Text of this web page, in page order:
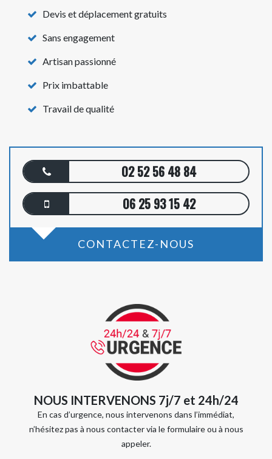
Devis et déplacement gratuits
Sans engagement
Artisan passionné
Prix imbattable
Travail de qualité
02 52 56 48 84
06 25 93 15 42
CONTACTEZ-NOUS
NOUS INTERVENONS 7j/7 et 24h/24
En cas d’urgence, nous intervenons dans l’immédiat,
n’hésitez pas à nous contacter via le formulaire ou à nous
appeler.